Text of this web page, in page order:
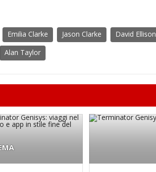
Emilia Clarke Jason Clarke
David Ellison
Alan Taylor